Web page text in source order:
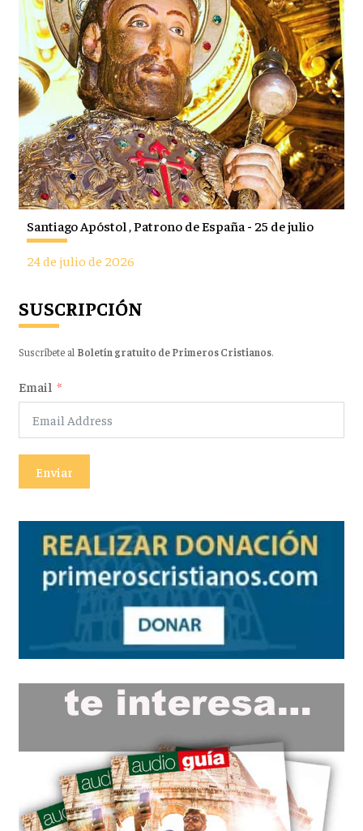
Santiago Apóstol , Patrono de España - 25 de julio
24 de julio de 2026
SUSCRIPCIÓN
Suscríbete al Boletín gratuito de Primeros Cristianos.
Email
Enviar